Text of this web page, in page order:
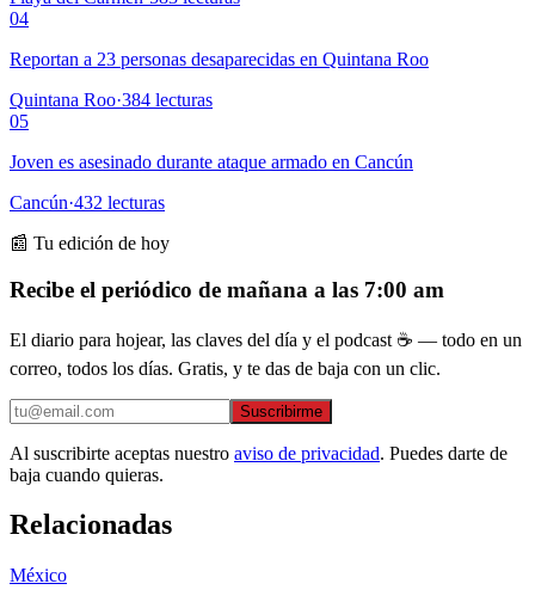
04
Reportan a 23 personas desaparecidas en Quintana Roo
Quintana Roo·384 lecturas
05
Joven es asesinado durante ataque armado en Cancún
Cancún·432 lecturas
📰 Tu edición de hoy
Recibe el periódico de mañana a las 7:00 am
El diario para hojear, las claves del día y el podcast ☕ — todo en un
correo, todos los días. Gratis, y te das de baja con un clic.
Suscribirme
Al suscribirte aceptas nuestro aviso de privacidad. Puedes darte de
baja cuando quieras.
Relacionadas
México